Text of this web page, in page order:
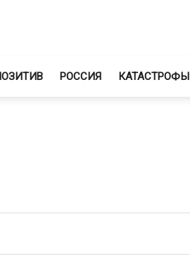
РОССИЯ КАТАСТРОФЫ